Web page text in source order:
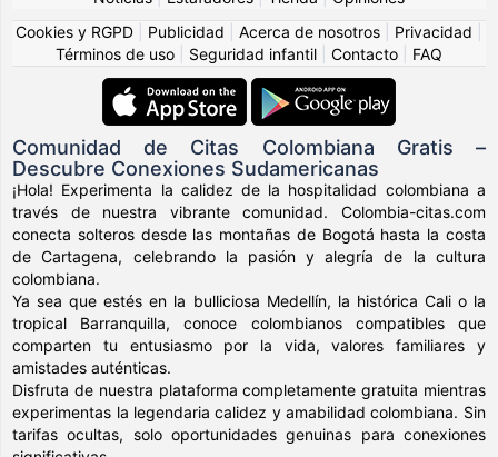
Cookies y RGPD
Publicidad Acerca de nosotros Privacidad
Términos de uso
Seguridad infantil Contacto FAQ
Comunidad de Citas Colombiana Gratis –
Descubre Conexiones Sudamericanas
¡Hola! Experimenta la calidez de la hospitalidad colombiana a
través de nuestra vibrante comunidad. Colombia-citas.com
conecta solteros desde las montañas de Bogotá hasta la costa
de Cartagena, celebrando la pasión y alegría de la cultura
colombiana.
Ya sea que estés en la bulliciosa Medellín, la histórica Cali o la
tropical Barranquilla, conoce colombianos compatibles que
comparten tu entusiasmo por la vida, valores familiares y
amistades auténticas.
Disfruta de nuestra plataforma completamente gratuita mientras
experimentas la legendaria calidez y amabilidad colombiana. Sin
tarifas ocultas, solo oportunidades genuinas para conexiones